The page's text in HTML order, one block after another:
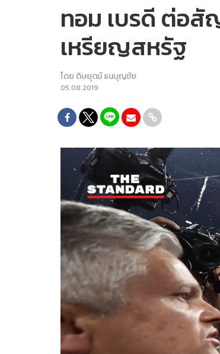
ทอม เบรดี ต่อ
เหรียญสหรัฐ
โดย ดิษยุตม์ ธนบุญชัย
05.08.2019